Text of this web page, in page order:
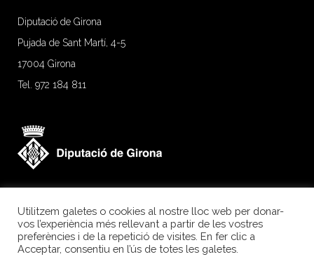
Diputació de Girona
Pujada de Sant Martí, 4-5
17004 Girona
Tel. 972 184 811
Utilitzem galetes o cookies al nostre lloc web per donar-
vos l’experiència més rellevant a partir de les vostres
preferències i de la repetició de visites. En fer clic a
Acceptar, consentiu en l’ús de totes les galetes.